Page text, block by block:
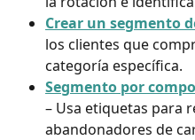
Crear un segmento
los clientes que
categoría específica.
Segmento por
– Usa etiquetas para
abandonadores de